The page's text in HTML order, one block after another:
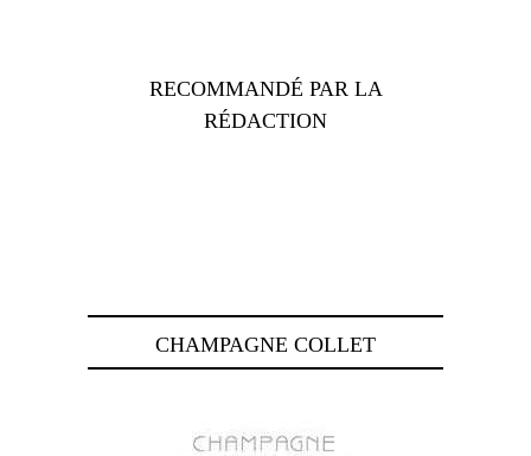
RECOMMANDÉ PAR LA
RÉDACTION
CHAMPAGNE COLLET